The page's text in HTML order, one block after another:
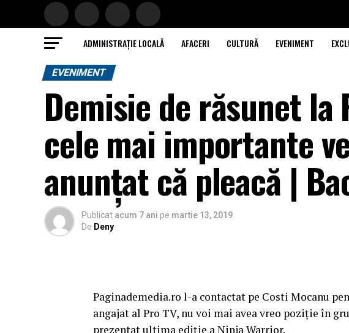
ADMINISTRAȚIE LOCALĂ AFACERI CULTURĂ EVENIMENT
EVENIMENT
Demisie de răsunet la
cele mai importante
anunțat că pleacă |
Publicat acum 7 ani pe martie 13, 2019
De Deny
Paginademedia.ro l-a contactat pe Costi Mocanu
angajat al Pro TV, nu voi mai avea vreo poziție în
prezentat ultima ediție a Ninja Warrior.